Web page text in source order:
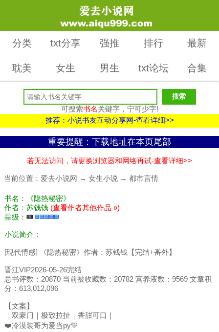
分类 txt分享 强推 排行 最新
耽美 女生 男生 txt论坛 合集
可搜索书名关键字，宁可少字!
推荐：小说书友互动分享网-查看详细>>
重要提醒：下载地址在本页尾部
若无法访问，请更换浏览器和网络再试-查看详细>>
当前位置： 爱去小说网 → 女生小说 → 都市言情
书名：《隐热秘密》
作者：苏钱钱 (查看作者其他作品 »)
星级：
小说简介：
[现代情感] 《隐热秘密》作者：苏钱钱【完结+番外】
晋江VIP2026-05-26完结
总书评数：20870 当前被收藏数：20782 营养液数：9569 文章积
分：613,012,096
【文案】
｜双豪门｜极致拉扯｜香甜可口｜
❤️冷漠装哥为爱当py💛